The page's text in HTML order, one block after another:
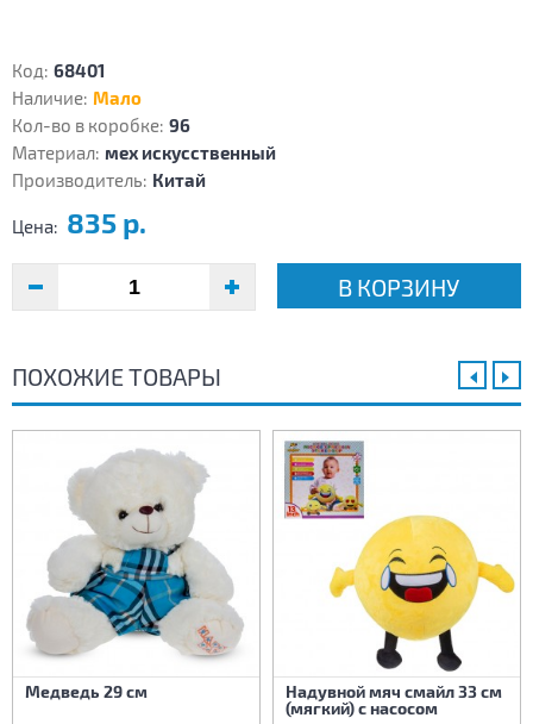
Код: 68401
Наличие: Мало
Кол-во в коробке: 96
Материал: мех искусственный
Производитель: Китай
Цена: 835 р.
В КОРЗИНУ
ПОХОЖИЕ ТОВАРЫ
Медведь 29 см
Надувной мяч смайл 33 см
(мягкий) с насосом